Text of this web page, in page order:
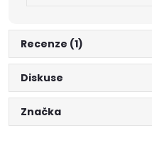
Recenze (1)
Diskuse
Značka